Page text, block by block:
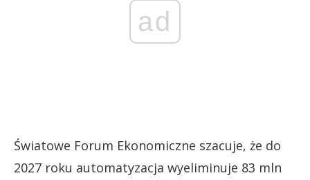
ad
Światowe Forum Ekonomiczne szacuje, że do
2027 roku automatyzacja wyeliminuje 83 mln